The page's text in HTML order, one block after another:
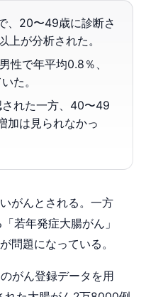
、20〜49歳に診断さ
が分析された。
性で年平均0.8％、
た。
れた一方、40〜49
加は見られなかっ
がんとされる。一方
若年発症大腸がん」
問題になっている。
がん登録データを用